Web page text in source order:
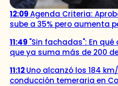
12:09Agenda Criteria:
sube a 35% pero aumenta
11:49 "Sin fachadas": En
que ya suma más de 200
11:12Uno alcanzó los 184
conducción temeraria en